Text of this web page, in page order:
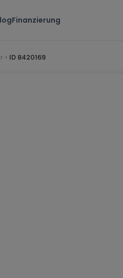
Finanzierung
ID 8420169